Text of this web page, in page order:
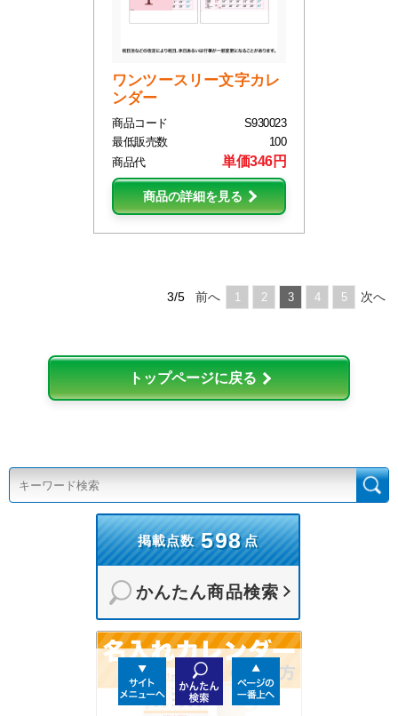
ワンツースリー文字カレ
ンダー
商品コード
S930023
最低販売数
100
商品代
単価346円
商品の詳細を見る
3/5 前へ 1 2 3 4 5 次へ
トップページに戻る
掲載点数 598点
かんたん商品検索